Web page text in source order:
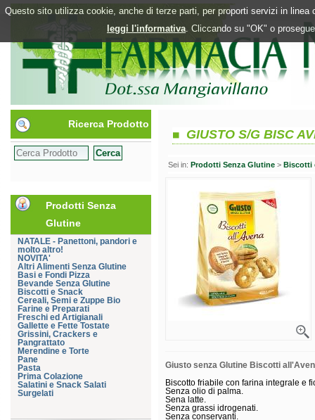
Questo sito utilizza cookie, anche di terze parti, per proporti servizi in
leggi l'informativa. Cliccando su "OK" o
Ricerca Prodotto
Prodotti Senza
Glutine
NATALE - Panettoni, pandori e
molto altro!
NOVITA'
Altri Alimenti Senza Glutine
Basi e Fondi Pizza
Bevande Senza Glutine
Biscotti e Snack
Cereali, Semi e Zuppe Bio
Farine e Preparati
Freschi ed Artigianali
Gallette e Fette Tostate
Grissini, Crackers e
Pangrattato
Merendine e Torte
Pane
Pasta
Prima Colazione
Salatini e Snack Salati
Surgelati
GIUSTO S/G BISC
Sei in: Prodotti Senza Glutine > Biscotti
Giusto senza Glutine Biscotti
Biscotto friabile con farina integrale e
Senza olio di palma.
Sena latte.
Senza grassi idrogenati.
Senza conservanti.